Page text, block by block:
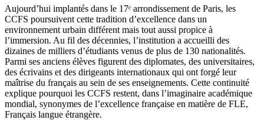
Aujourd’hui implantés dans le 17ᵉ arrondissement de Paris, les
CCFS poursuivent cette tradition d’excellence dans un
environnement urbain différent mais tout aussi propice à
l’immersion. Au fil des décennies, l’institution a accueilli des
dizaines de milliers d’étudiants venus de plus de 130 nationalités.
Parmi ses anciens élèves figurent des diplomates, des universitaires,
des écrivains et des dirigeants internationaux qui ont forgé leur
maîtrise du français au sein de ses enseignements. Cette continuité
explique pourquoi les CCFS restent, dans l’imaginaire académique
mondial, synonymes de l’excellence française en matière de FLE,
Français langue étrangère.